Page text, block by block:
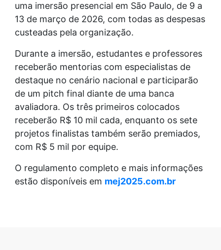
uma imersão presencial em São Paulo, de 9 a
13 de março de 2026, com todas as despesas
custeadas pela organização.
Durante a imersão, estudantes e professores
receberão mentorias com especialistas de
destaque no cenário nacional e participarão
de um pitch final diante de uma banca
avaliadora. Os três primeiros colocados
receberão R$ 10 mil cada, enquanto os sete
projetos finalistas também serão premiados,
com R$ 5 mil por equipe.
O regulamento completo e mais informações
estão disponíveis em mej2025.com.br